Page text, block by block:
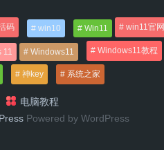
码 win10 Win11 win11官网
11 Windows11 Windows11教程
神key 系统之家
电脑教程
Powered by WordPress